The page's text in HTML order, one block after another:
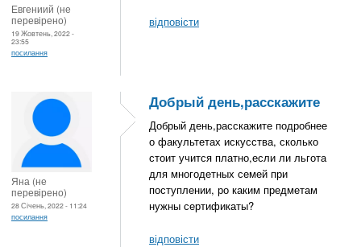
Евгениий (не
перевірено)
19 Жовтень, 2022 -
23:55
посилання
відповісти
Яна (не
перевірено)
28 Січень, 2022 - 11:24
посилання
Добрый день,расскажите
Добрый день,расскажите подробнее
о факультетах искусства, сколько
стоит учится платно,если ли льгота
для многодетных семей при
поступлении, ро каким предметам
нужны сертификаты?
відповісти